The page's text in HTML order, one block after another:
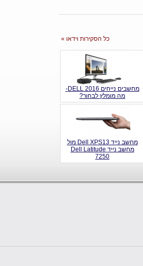
כל הסקירות וידאו »
מחשבים נייחים DELL 2016-
מה מומלץ לבחור?
מחשב נייד Dell XPS13 מול
מחשב נייד Dell Latitude
7250